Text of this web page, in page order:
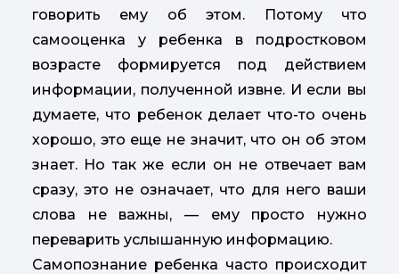
говорить ему об этом. Потому что
самооценка у ребенка в подростковом
возрасте формируется под действием
информации, полученной извне. И если вы
думаете, что ребенок делает что-то очень
хорошо, это еще не значит, что он об этом
знает. Но так же если он не отвечает вам
сразу, это не означает, что для него ваши
слова не важны, — ему просто нужно
переварить услышанную информацию.
Самопознание ребенка часто происходит